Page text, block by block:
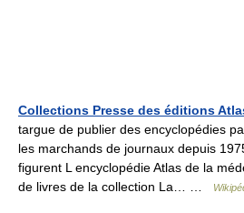
Collections Presse des éditions
targue de publier des encyclopédies
les marchands de journaux depuis
figurent L encyclopédie Atlas de la
de livres de la collection La… …